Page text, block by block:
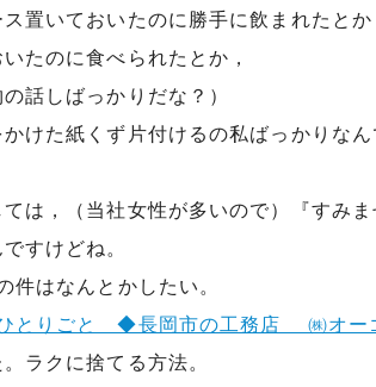
置いておいたのに勝手に飲まれたとか
たのに食べられたとか，
の話しばっかりだな？）
けた紙くず片付けるの私ばっかりなん
は，（当社女性が多いので）『すみま
すけどね。
件はなんとかしたい。
ラクに捨てる方法。